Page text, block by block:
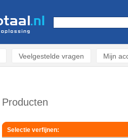
Veelgestelde vragen Mijn
Producten
Selectie verfijnen: